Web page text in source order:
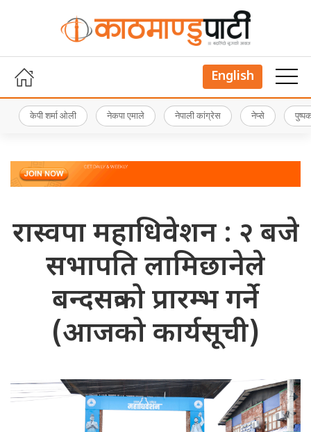
English
केपी शर्मा ओली नेकपा एमाले नेपाली कांग्रेस नेप्से
रास्वपा महाधिवेशन : २ बजे
सभापति लामिछानेले
बन्दसत्रको प्रारम्भ गर्ने
(आजको कार्यसूची)